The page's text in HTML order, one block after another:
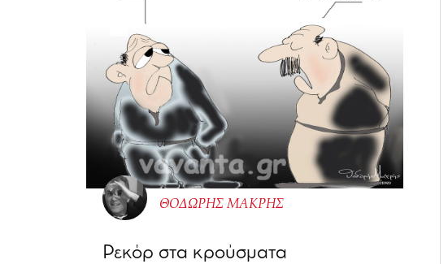
ΘΟΔΩΡHΣ ΜΑΚΡΗΣ
Ρεκόρ στα κρούσματα